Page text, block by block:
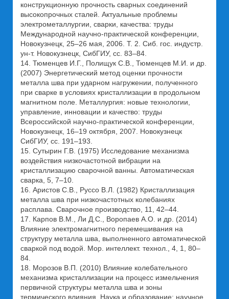
конструкционную прочность сварных соединений
высокопрочных сталей. Актуальные проблемы
электрометаллургии, сварки, качества: труды
Международной научно-практической конференции,
Новокузнецк, 25–26 мая, 2006. Т. 2. Сиб. гос. индустр.
ун-т. Новокузнецк, СибГИУ, cc. 83–84.
14. Тюменцев И.Г., Полищук С.В., Тюменцев М.И. и др.
(2007) Энергетический метод оценки прочности
металла шва при ударном нагружении, полученного
при сварке в условиях кристаллизации в продольном
магнитном поле. Металлургия: новые технологии,
управление, инновации и качество: труды
Всероссийской научно-практической конференции,
Новокузнецк, 16–19 октября, 2007. Новокузнецк
СибГИУ, cc. 191–193.
15. Сутырин Г.В. (1975) Исследование механизма
воздействия низкочастотной вибрации на
кристаллизацию сварочной ванны. Автоматическая
сварка, 5, 7–10.
16. Аристов С.В., Руссо В.Л. (1982) Кристаллизация
металла шва при низкочастотных колебаниях
расплава. Сварочное производство, 11, 42–44.
17. Карпов В.М., Ли Д.С., Воропаев А.О. и др. (2014)
Влияние электромагнитного перемешивания на
структуру металла шва, выполненного автоматической
сваркой под водой. Мор. интеллект. технол., 4, 1, 80–
84.
18. Морозов В.П. (2010) Влияние колебательного
механизма кристаллизации на процесс измельчения
первичной структуры металла шва и зоны
термического влияния. Наука и образование: научное